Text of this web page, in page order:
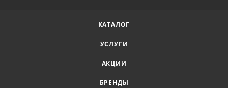
КАТАЛОГ
УСЛУГИ
АКЦИИ
БРЕНДЫ